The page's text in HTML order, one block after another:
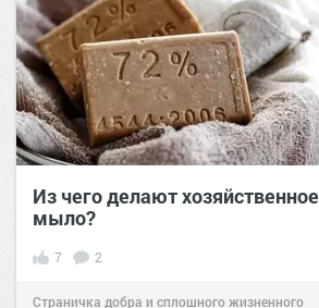
Из чего делают хозяйственное
мыло?
7 2
Страничка добра и сплошного жизненного